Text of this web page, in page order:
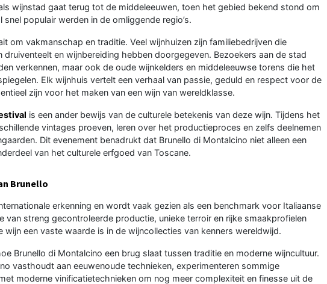
wijnstad gaat terug tot de middeleeuwen, toen het gebied bekend stond om
populair werden in de omliggende regio’s.
om vakmanschap en traditie. Veel wijnhuizen zijn familiebedrijven die
druiventeelt en wijnbereiding hebben doorgegeven. Bezoekers aan de stad
verkennen, maar ook de oude wijnkelders en middeleeuwse torens die het
Elk wijnhuis vertelt een verhaal van passie, geduld en respect voor de
zijn voor het maken van een wijn van wereldklasse.
is een ander bewijs van de culturele betekenis van deze wijn. Tijdens het
vintages proeven, leren over het productieproces en zelfs deelnemen
Dit evenement benadrukt dat Brunello di Montalcino niet alleen een
van het culturele erfgoed van Toscane.
Brunello
erkenning en wordt vaak gezien als een benchmark voor Italiaanse
van streng gecontroleerde productie, unieke terroir en rijke smaakprofielen
een vaste waarde is in de wijncollecties van kenners wereldwijd.
Brunello di Montalcino een brug slaat tussen traditie en moderne wijncultuur.
vasthoudt aan eeuwenoude technieken, experimenteren sommige
moderne vinificatietechnieken om nog meer complexiteit en finesse uit de